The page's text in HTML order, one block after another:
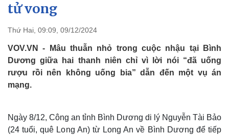
Quốc hội
Nhận diện sự thật
tử vong
Thứ Hai, 09:09, 09/12/2024
VOV.VN - Mâu thuẫn nhỏ trong cuộc nhậu tại Bình
Dương giữa hai thanh niên chỉ vì lời nói “đã uống
rượu rồi nên không uống bia” dẫn đến một vụ án
mạng.
Ngày 8/12, Công an tỉnh Bình Dương di lý Nguyễn Tài Bảo
(24 tuổi, quê Long An) từ Long An về Bình Dương để tiếp